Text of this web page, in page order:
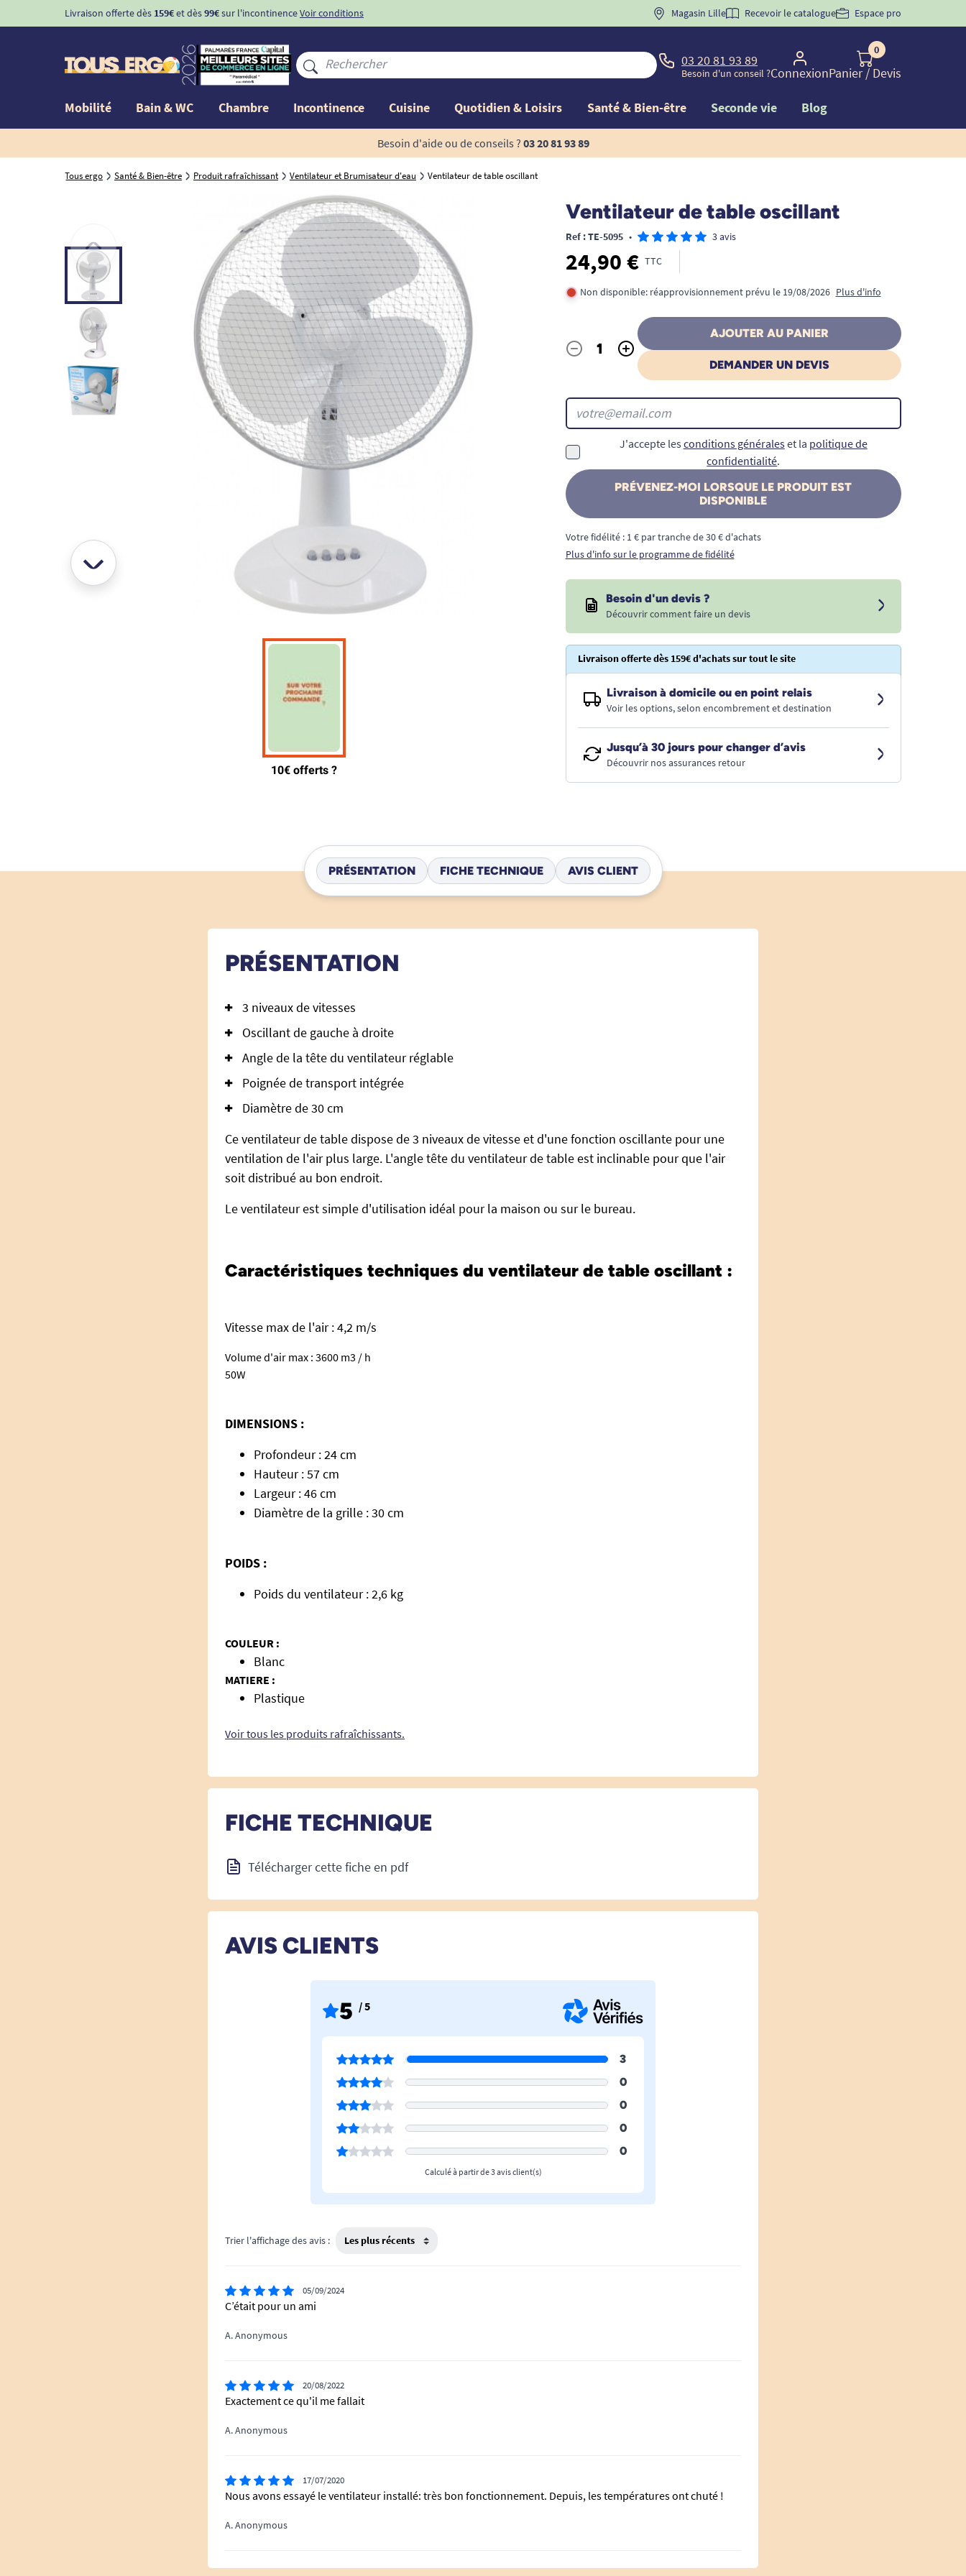
Livraison offerte dès 159€et dès99€sur l'incontinenceVoir conditions BIENVENUE" pourla 1ère commande d'incontinence
Magasin Lille Recevoir le catalogue Espace pro
03 20 81 93 89
Besoin d'un conseil ?Connexion
0
Panier/ Devis
Mobilité Bain & WC Chambre Incontinence Cuisine Quotidien & Loisirs Santé & Bien-être Seconde vie Blog
Besoin d'aide ou de conseils ? 03 20 81 93 89
Tous ergo Santé & Bien-être Produit rafraîchissant Ventilateur et Brumisateur d'eau Ventilateur de table oscillant
Ventilateur de table oscillant
Ref : TE-5095 • 3 avis
24,90 € TTC
Non disponible: réapprovisionnement prévu le 19/08/2026 Plus d'info
Quantité
- +
AJOUTER AU PANIER
DEMANDER UN DEVIS
J'accepte les conditions généraleset la politique de
confidentialité.
PRÉVENEZ-MOI LORSQUE LE PRODUIT EST
DISPONIBLE
Votre fidélité : 1 € par tranche de 30 € d'achats
Plus d'info sur le programme de fidélité
Besoin d'un devis ?
Découvrir comment faire un devis
Livraison offerte dès 159€ d'achats sur tout le site
Livraison à domicile ou en point relais
Voir les options, selon encombrement et destination
Jusqu’à 30 jours pour changer d’avis
Découvrir nos assurances retour
PRÉSENTATION FICHE TECHNIQUE AVIS CLIENT
PRÉSENTATION
3 niveaux de vitesses
Oscillant de gauche à droite
Angle de la tête du ventilateur réglable
Poignée de transport intégrée
Diamètre de 30 cm
Ce ventilateur de table dispose de 3 niveaux de vitesse et d'une fonction oscillante pour une
ventilation de l'air plus large. L'angle tête du ventilateur de table est inclinable pour que l'air
soit distribué au bon endroit.
Le ventilateur est simple d'utilisation idéal pour la maison ou sur le bureau.
Caractéristiques techniques du ventilateur de table oscillant :
Vitesse max de l'air : 4,2 m/s
Volume d'air max : 3600 m3 / h
50W
DIMENSIONS :
Profondeur : 24 cm
Hauteur : 57 cm
Largeur : 46 cm
Diamètre de la grille : 30 cm
POIDS :
Poids du ventilateur : 2,6 kg
COULEUR :
Blanc
MATIERE :
Plastique
Voir tous les produits rafraîchissants.
FICHE TECHNIQUE
Télécharger cette fiche en pdf
AVIS CLIENTS
5 / 5
3
0
0
0
0
Calculé à partir de 3 avis client(s)
Trier l'affichage des avis :
05/09/2024
C’était pour un ami
A. Anonymous
20/08/2022
Exactement ce qu'il me fallait
A. Anonymous
17/07/2020
Nous avons essayé le ventilateur installé: très bon fonctionnement. Depuis, les températures ont chuté !
A. Anonymous